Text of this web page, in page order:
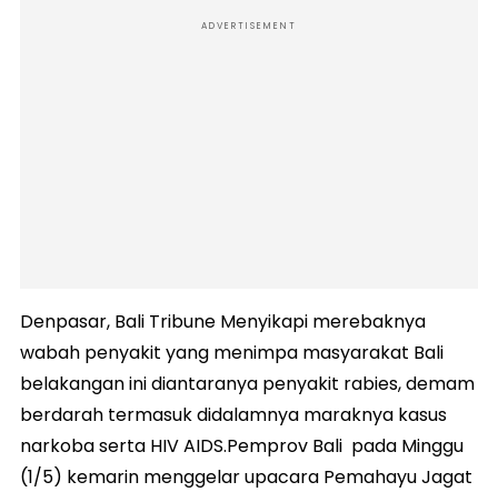
ADVERTISEMENT
Denpasar, Bali Tribune Menyikapi merebaknya
wabah penyakit yang menimpa masyarakat Bali
belakangan ini diantaranya penyakit rabies, demam
berdarah termasuk didalamnya maraknya kasus
narkoba serta HIV AIDS.Pemprov Bali pada Minggu
(1/5) kemarin menggelar upacara Pemahayu Jagat